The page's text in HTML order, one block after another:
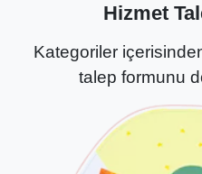
Hizmet
Kategoriler
talep formunu